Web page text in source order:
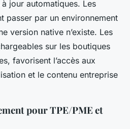
jour automatiques. Les
passer par un environnement
version native n’existe. Les
sur les boutiques
favorisent l’accès aux
et le contenu entreprise
pour TPE/PME et